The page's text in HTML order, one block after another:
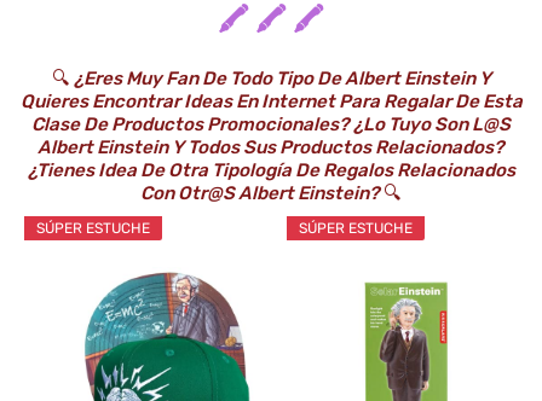
🖍️ 🖍️ 🖍️
🔍 ¿Eres Muy Fan De Todo Tipo De Albert Einstein Y
Quieres Encontrar Ideas En Internet Para Regalar De Esta
Clase De Productos Promocionales? ¿Lo Tuyo Son L@s
Albert Einstein Y Todos Sus Productos Relacionados?
¿Tienes Idea De Otra Tipología De Regalos Relacionados
Con Otr@s Albert Einstein?🔍
SÚPER ESTUCHE SÚPER ESTUCHE